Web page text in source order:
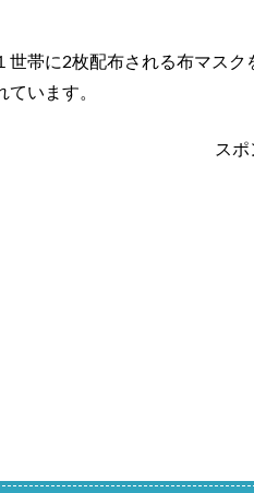
世帯に2枚配布される布マスク
ています。
ス